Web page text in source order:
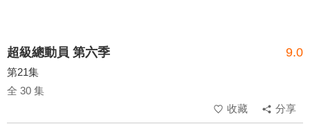
超級總動員 第六季 9.0
第21集
全 30 集
收藏
分享